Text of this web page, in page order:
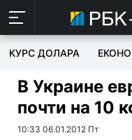
КУРС ДОЛАРА
В Украине
почти на 10
10:33 06.01.2012 Пт